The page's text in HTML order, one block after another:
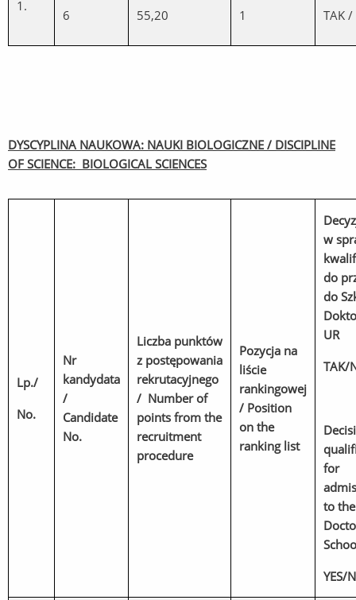
1.
6 55,20 1 TAK /
DYSCYPLINA NAUKOWA: NAUKI BIOLOGICZNE / DISCIPLINE
OF SCIENCE: BIOLOGICAL SCIENCES
Lp./
No.
Nr
kandydata
/
Candidate
No.
Liczba punktów
z postępowania
rekrutacyjnego
/ Number of
points from the
recruitment
procedure
Pozycja na
liście
rankingowej
/ Position
on the
ranking list
w
do
do
UR
TAK/
for
to
YES/